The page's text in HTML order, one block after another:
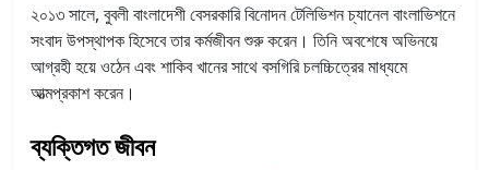
২০১৩ সালে, বুবলী বাংলাদেশী বেসরকারি বিনোদন টেলিভিশন চ্যানেল বাংলাভিশনে
সংবাদ উপস্থাপক হিসেবে তার কর্মজীবন শুরু করেন। তিনি অবশেষে অভিনয়ে
আগ্রহী হয়ে ওঠেন এবং শাকিব খানের সাথে বসগিরি চলচ্চিত্রের মাধ্যমে
আত্মপ্রকাশ করেন।
ব্যক্তিগত জীবন